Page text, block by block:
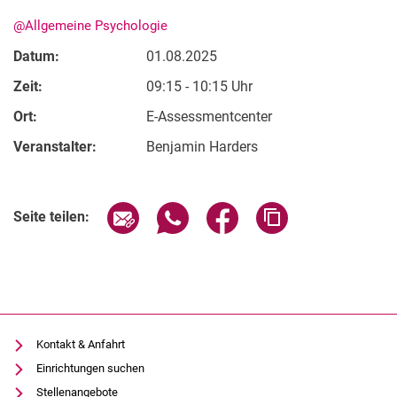
@Allgemeine Psychologie
Datum:
01.08.2025
Zeit:
09:15 - 10:15 Uhr
Ort:
E-Assessmentcenter
Veranstalter:
Benjamin Harders
Seite teilen: Seite über E-Mail teilen
Seite über WhatsApp teilen
Seite über Facebook
Kontakt & Anfahrt
Einrichtungen suchen
Stellenangebote